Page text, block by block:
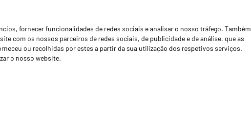
fornecer funcionalidades de redes sociais e analisar o nosso tráfego. Também
com os nossos parceiros de redes sociais, de publicidade e de análise, que as
ou recolhidas por estes a partir da sua utilização dos respetivos serviços.
o nosso website.
Notícias
Concessionários